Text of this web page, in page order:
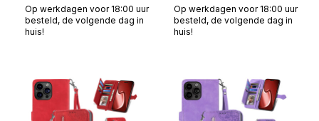
Op werkdagen voor 18:00 uur
besteld, de volgende dag in
huis!
Op werkdagen voor 18:00 uur
besteld, de volgende dag in
huis!